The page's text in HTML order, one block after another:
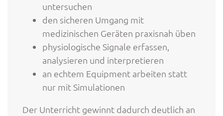
untersuchen
den sicheren Umgang mit
medizinischen Geräten praxisnah üben
physiologische Signale erfassen,
analysieren und interpretieren
an echtem Equipment arbeiten statt
nur mit Simulationen
Der Unterricht gewinnt dadurch deutlich an